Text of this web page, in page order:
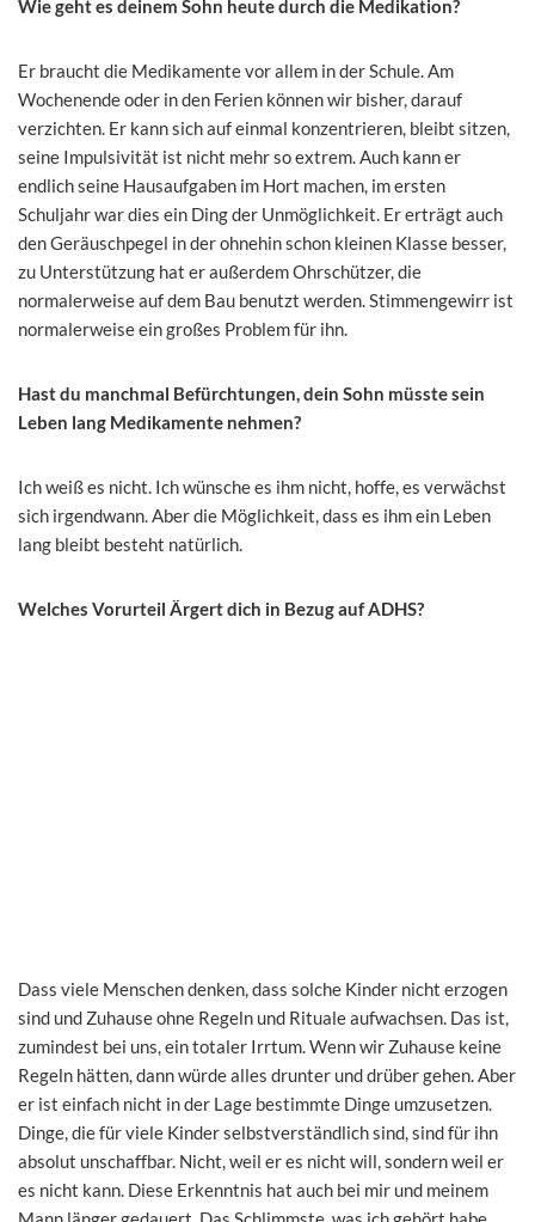
Wie geht es deinem Sohn heute durch die Medikation?
Er braucht die Medikamente vor allem in der Schule. Am
Wochenende oder in den Ferien können wir bisher, darauf
verzichten. Er kann sich auf einmal konzentrieren, bleibt sitzen,
seine Impulsivität ist nicht mehr so extrem. Auch kann er
endlich seine Hausaufgaben im Hort machen, im ersten
Schuljahr war dies ein Ding der Unmöglichkeit. Er erträgt auch
den Geräuschpegel in der ohnehin schon kleinen Klasse besser,
zu Unterstützung hat er außerdem Ohrschützer, die
normalerweise auf dem Bau benutzt werden. Stimmengewirr ist
normalerweise ein großes Problem für ihn.
Hast du manchmal Befürchtungen, dein Sohn müsste sein
Leben lang Medikamente nehmen?
Ich weiß es nicht. Ich wünsche es ihm nicht, hoffe, es verwächst
sich irgendwann. Aber die Möglichkeit, dass es ihm ein Leben
lang bleibt besteht natürlich.
Welches Vorurteil Ärgert dich in Bezug auf ADHS?
Dass viele Menschen denken, dass solche Kinder nicht erzogen
sind und Zuhause ohne Regeln und Rituale aufwachsen. Das ist,
zumindest bei uns, ein totaler Irrtum. Wenn wir Zuhause keine
Regeln hätten, dann würde alles drunter und drüber gehen. Aber
er ist einfach nicht in der Lage bestimmte Dinge umzusetzen.
Dinge, die für viele Kinder selbstverständlich sind, sind für ihn
absolut unschaffbar. Nicht, weil er es nicht will, sondern weil er
es nicht kann. Diese Erkenntnis hat auch bei mir und meinem